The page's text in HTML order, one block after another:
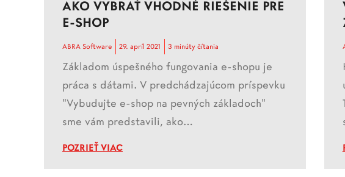
AKO VYBRAŤ VHODNÉ RIEŠENIE PRE
E-SHOP
ABRA Software 29. apríl 2021 3 minúty čítania
Základom úspešného fungovania e-shopu je
práca s dátami. V predchádzajúcom príspevku
"Vybudujte e-shop na pevných základoch"
sme vám predstavili, ako…
POZRIEŤ VIAC